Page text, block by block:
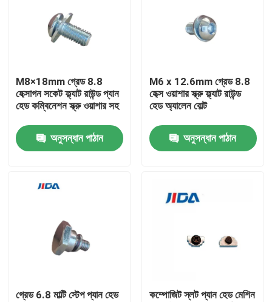
কারখানা পরিদর্শন
গুণমান নিয়ন্ত্রণ
আমাদের সাথে যোগাযোগ
একটি উদ্ধৃতি অনুরোধ করুন
M8×18mm গ্রেড 8.8
হেক্সাগন সকেট ফ্ল্যাট রাউন্ড প্যান
হেড কম্বিনেশন স্ক্রু ওয়াশার সহ
অনুসন্ধান পাঠান
M6 x 12.6mm গ্রেড 8.8
হেক্স ওয়াশার স্ক্রু ফ্ল্যাট রাউন্ড
হেড অ্যালেন বোল্ট
অনুসন্ধান পাঠান
গ্রেড 6.8 মাল্টি স্টেপ প্যান হেড
কম্পোজিট স্লট প্যান হেড মেশিন